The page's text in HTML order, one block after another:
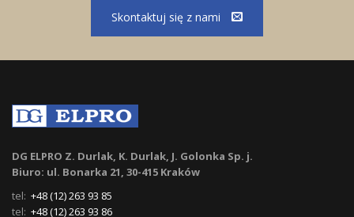
Skontaktuj się z nami
DG ELPRO Z. Durlak, K. Durlak, J. Golonka Sp. j.
Biuro: ul. Bonarka 21, 30-415 Kraków
tel: +48 (12) 263 93 85
tel: +48 (12) 263 93 86